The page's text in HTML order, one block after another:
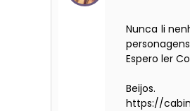
Nunca li
Espero ler
Beijos.
https://